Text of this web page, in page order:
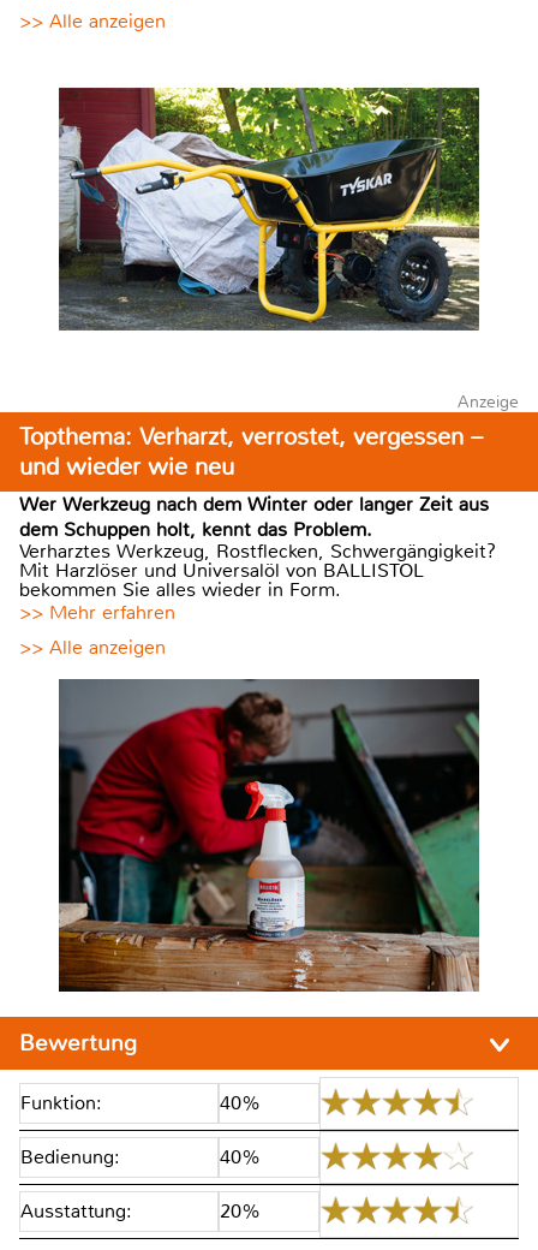
>> Alle anzeigen
Anzeige
Topthema: Verharzt, verrostet, vergessen –
und wieder wie neu
Wer Werkzeug nach dem Winter oder langer Zeit aus
dem Schuppen holt, kennt das Problem.
Verharztes Werkzeug, Rostflecken, Schwergängigkeit?
Mit Harzlöser und Universalöl von BALLISTOL
bekommen Sie alles wieder in Form.
>> Mehr erfahren
>> Alle anzeigen
Bewertung
Funktion: 40%
Bedienung: 40%
Ausstattung: 20%